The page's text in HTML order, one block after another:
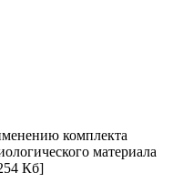
комплекта
материала
Кб]